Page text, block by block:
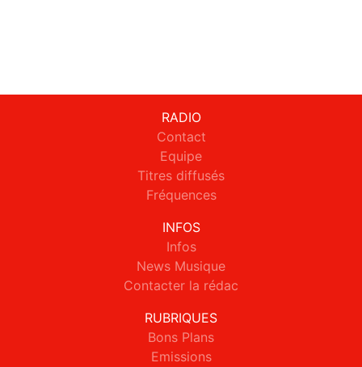
RADIO
Contact
Equipe
Titres diffusés
Fréquences
INFOS
Infos
News Musique
Contacter la rédac
RUBRIQUES
Bons Plans
Emissions